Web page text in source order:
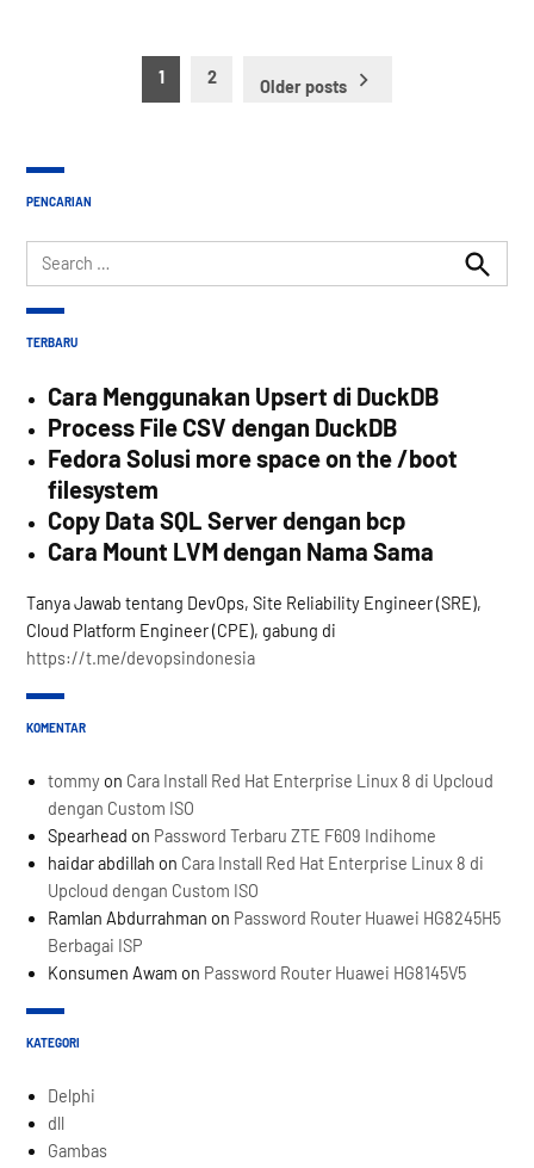
pagination
1 2 Older posts
PENCARIAN
Search
for:
Search
TERBARU
Cara Menggunakan Upsert di DuckDB
Process File CSV dengan DuckDB
Fedora Solusi more space on the /boot
filesystem
Copy Data SQL Server dengan bcp
Cara Mount LVM dengan Nama Sama
Tanya Jawab tentang DevOps, Site Reliability Engineer (SRE),
Cloud Platform Engineer (CPE), gabung di
https://t.me/devopsindonesia
KOMENTAR
tommy on Cara Install Red Hat Enterprise Linux 8 di Upcloud
dengan Custom ISO
Spearhead on Password Terbaru ZTE F609 Indihome
haidar abdillah on Cara Install Red Hat Enterprise Linux 8 di
Upcloud dengan Custom ISO
Ramlan Abdurrahman on Password Router Huawei HG8245H5
Berbagai ISP
Konsumen Awam on Password Router Huawei HG8145V5
KATEGORI
Delphi
dll
Gambas